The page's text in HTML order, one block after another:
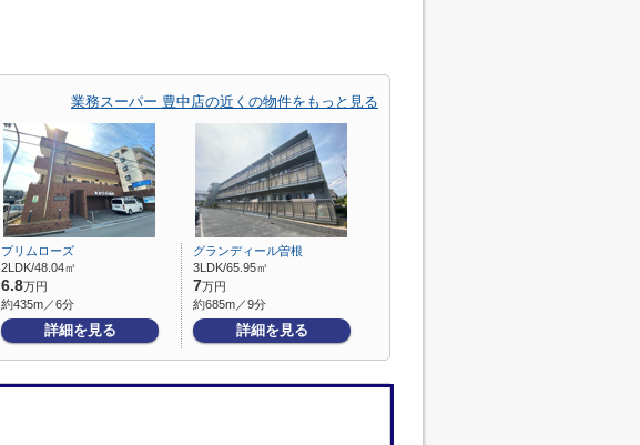
業務スーパー 豊中店の近くの物件をもっと見る
プリムローズ
2LDK/48.04㎡
6.8万円
約435m／6分
詳細を見る
グランディール曽根
3LDK/65.95㎡
7万円
約685m／9分
詳細を見る